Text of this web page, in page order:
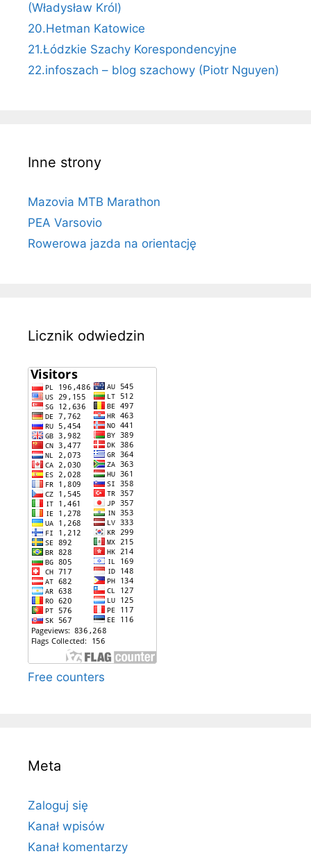
(Władysław Król)
20.Hetman Katowice
21.Łódzkie Szachy Korespondencyjne
22.infoszach – blog szachowy (Piotr Nguyen)
Inne strony
Mazovia MTB Marathon
PEA Varsovio
Rowerowa jazda na orientację
Licznik odwiedzin
Free counters
Meta
Zaloguj się
Kanał wpisów
Kanał komentarzy